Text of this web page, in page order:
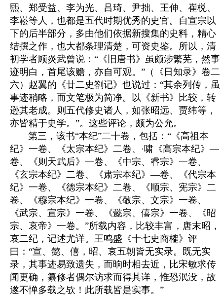
熙、郑受益、李为光、吕琦、尹拙、王伸、崔棁、
李崧等人，也都是五代时期优秀的史官。自宣宗以
下的后半部分，多由他们依据新搜集的史料，精心
结撰之作，也大都条理清楚，可资史鉴。所以，清
初学者顾炎武曾说：“《旧唐书》虽颇涉繁芜，然事
迹明白，首尾该赡，亦自可观。”（《日知录》卷二
六）赵翼的《廿二史劄记》也说过：“其余列传，虽
事迹稍略，而文笔极为简净。以《新书》比较，转
逊其老成。则五代修史诸人，如张昭远、贾纬等，
亦皆精于史学。”。这些评论，颇为公允。
第三，该书“本纪”二十卷，包括：“《高祖本
纪》一卷、《太宗本纪》二卷、·啸《高宗本纪》—
卷、《则天武后》一卷、《中宗、睿宗》一卷、
《玄宗本纪》二卷、《肃宗本纪》—卷、《代宗本
纪》一卷、《德宗本纪》二卷、《顺宗、宪宗》二
卷、《穆宗本纪》一卷、《敬宗、文宗》一卷、
《武宗、宣宗》一卷、《懿宗、僖宗》一卷、《昭
宗、哀帝》一卷。”所载内容，比较丰富，唐末昭，
哀二纪，记述尤详。王鸣盛《十七史商榷》评
曰：“宣、懿、僖，昭、哀五朝皆无实录。既无实
录，其事迹易致遗失，而晌时相去近，比宋敏求传
闻更确，纂修者偶尔访求而得其详，惟恐泯没，故
遂不惮多载之欤！此所载皆是实事。”